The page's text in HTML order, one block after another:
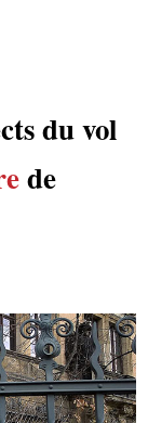
du vol
de